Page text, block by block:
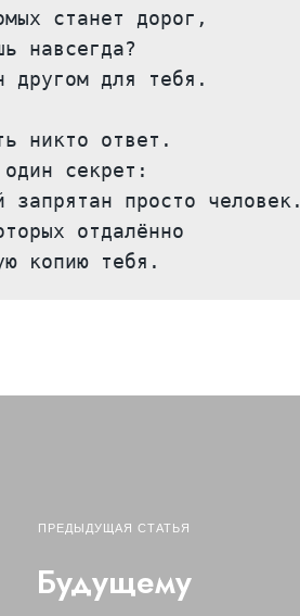
станет дорог,
навсегда?
другом для тебя.
никто ответ.
секрет:
запрятан просто человек.
отдалённо
копию тебя.
ПРЕДЫДУЩАЯ СТАТЬЯ
Будущему